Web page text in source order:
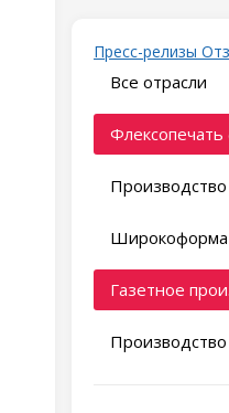
Пресс-релизы
Все отрасли
Флексопечать
Производство
Газетное
Производство